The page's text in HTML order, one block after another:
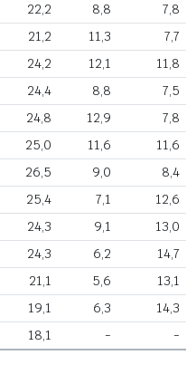
22,2 8,8
7,8
21,2 11,3
7,7
24,2 12,1
11,8
24,4 8,8
7,5
24,8 12,9
7,8
25,0 11,6
11,6
26,5 9,0
8,4
25,4 7,1
12,6
24,3 9,1
13,0
24,3 6,2
14,7
21,1 5,6
13,1
19,1 6,3
14,3
18,1 - -